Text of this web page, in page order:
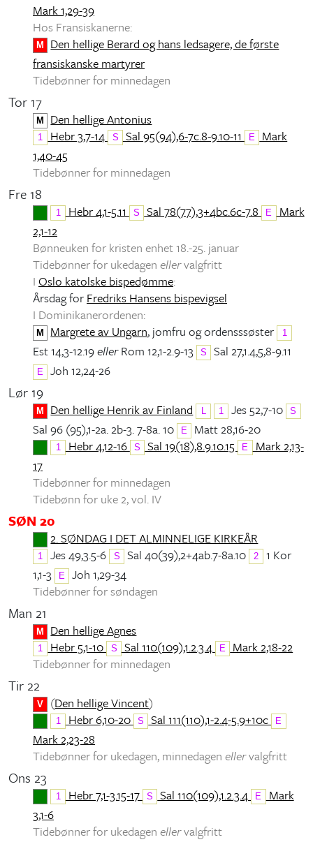
Mark 1,29-39
Hos Fransiskanerne:
M
Den hellige Berard og hans ledsagere, de første
fransiskanske martyrer
Tidebønner for minnedagen
Tor 17
M Den hellige Antonius
1 Hebr 3,7-14 S Sal 95(94),6-7c.8-9.10-11 E
Mark
1,40-45
Tidebønner for minnedagen
Fre 18
1 Hebr 4,1-5.11 S Sal 78(77),3+4bc.6c-7.8 E Mark
2,1-12
Bønneuken for kristen enhet 18.-25. januar
Tidebønner for ukedagen ellervalgfritt
I Oslo katolske bispedømme:
Årsdag forFredriks Hansens bispevigsel
I Dominikanerordenen:
M Margrete av Ungarn, jomfru og ordensssøster 1
Est 14,3-12.19ellerRom 12,1-2.9-13 S Sal 27,1.4,5,8-9.11
E Joh 12,24-26
Lør 19
M Den hellige Henrik av Finland L 1 Jes 52,7-10 S
Sal 96 (95),1-2a. 2b-3. 7-8a. 10 E Matt 28,16-20
1 Hebr 4,12-16 S Sal 19(18),8.9.10.15 E Mark 2,13-
17
Tidebønner for minnedagen
Tidebønn for uke 2, vol. IV
SØN 20
2. SØNDAG I DET ALMINNELIGE KIRKEÅR
1 Jes 49,3.5-6 S Sal 40(39),2+4ab.7-8a.10 2
1 Kor
1,1-3
E
Joh 1,29-34
Tidebønner for søndagen
Man 21
M Den hellige Agnes
1 Hebr 5,1-10 S Sal 110(109),1.2.3.4 E
Mark 2,18-22
Tidebønner for minnedagen
Tir 22
V (Den hellige Vincent)
1 Hebr 6,10-20 S Sal 111(110),1-2.4-5.9+10c E
Mark 2,23-28
Tidebønner for ukedagen, minnedagen ellervalgfritt
Ons 23
1 Hebr 7,1-3.15-17 S Sal 110(109),1.2.3.4 E Mark
3,1-6
Tidebønner for ukedagen ellervalgfritt